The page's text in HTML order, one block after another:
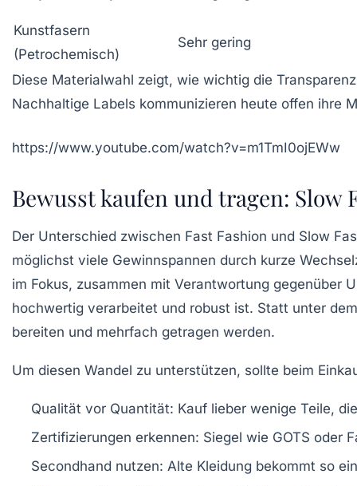
Kunstfasern
(Petrochemisch)
Sehr gering
Diese Materialwahl zeigt, wie wichtig die
Nachhaltige Labels kommunizieren heute offen ihre
https://www.youtube.com/watch?v=m1TmI0ojEWw
Bewusst kaufen und tragen: Slow
Der Unterschied zwischen Fast Fashion und Slow
möglichst viele Gewinnspannen durch kurze
im Fokus, zusammen mit Verantwortung gegenüber
hochwertig verarbeitet und robust ist. Statt unter
bereiten und mehrfach getragen werden.
Um diesen Wandel zu unterstützen, sollte beim
Qualität vor Quantität: Kauf lieber wenige Teile,
Zertifizierungen erkennen: Siegel wie GOTS oder
Secondhand nutzen: Alte Kleidung bekommt so